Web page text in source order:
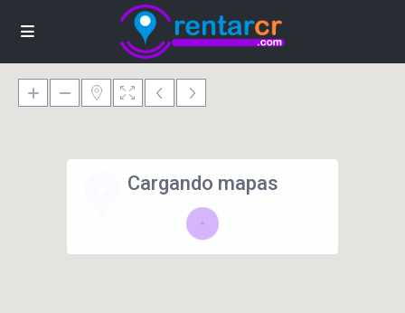
Cargando mapas